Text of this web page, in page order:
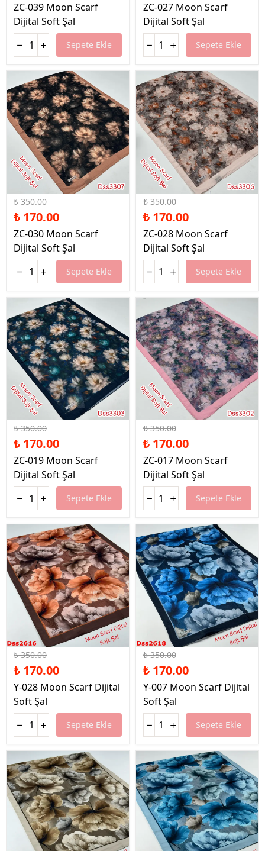
ZC-039 Moon Scarf
Dijital Soft Şal
Sepete Ekle
ZC-027 Moon Scarf
Dijital Soft Şal
Sepete Ekle
%51 İndirim
₺ 350.00
₺ 170.00
ZC-030 Moon Scarf
Dijital Soft Şal
Sepete Ekle
%51 İndirim
₺ 350.00
₺ 170.00
ZC-028 Moon Scarf
Dijital Soft Şal
Sepete Ekle
%51 İndirim
₺ 350.00
₺ 170.00
ZC-019 Moon Scarf
Dijital Soft Şal
Sepete Ekle
%51 İndirim
₺ 350.00
₺ 170.00
ZC-017 Moon Scarf
Dijital Soft Şal
Sepete Ekle
%51 İndirim
₺ 350.00
₺ 170.00
Y-028 Moon Scarf Dijital
Soft Şal
Sepete Ekle
%51 İndirim
₺ 350.00
₺ 170.00
Y-007 Moon Scarf Dijital
Soft Şal
Sepete Ekle